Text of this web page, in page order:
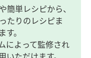
簡単レシピから、
たりのレシピま
。
によって監修され
いただけます。